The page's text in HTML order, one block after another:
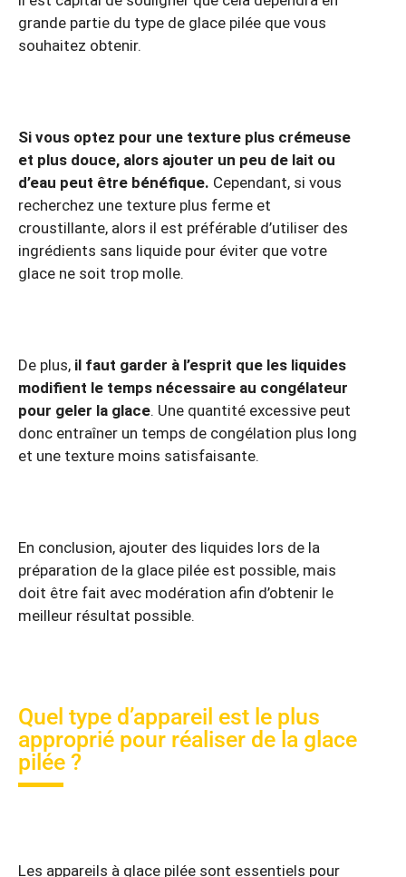
grande partie du type de glace pilée que vous
souhaitez obtenir.
Si vous optez pour une texture plus crémeuse
et plus douce, alors ajouter un peu de lait ou
d’eau peut être bénéfique. Cependant, si vous
recherchez une texture plus ferme et
croustillante, alors il est préférable d’utiliser des
ingrédients sans liquide pour éviter que votre
glace ne soit trop molle.
De plus, il faut garder à l’esprit que les liquides
modifient le temps nécessaire au congélateur
pour geler la glace. Une quantité excessive peut
donc entraîner un temps de congélation plus long
et une texture moins satisfaisante.
En conclusion, ajouter des liquides lors de la
préparation de la glace pilée est possible, mais
doit être fait avec modération afin d’obtenir le
meilleur résultat possible.
Quel type d’appareil est le plus
approprié pour réaliser de la glace
pilée ?
Les appareils à glace pilée sont essentiels pour